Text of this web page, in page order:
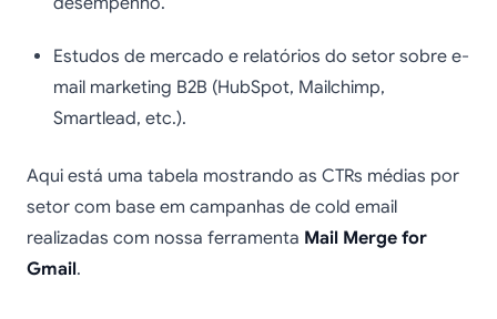
Estudos de mercado e relatórios do setor sobre e-
mail marketing B2B (HubSpot, Mailchimp,
Smartlead, etc.).
Aqui está uma tabela mostrando as CTRs médias por
setor com base em campanhas de cold email
realizadas com nossa ferramenta Mail Merge for
Gmail.